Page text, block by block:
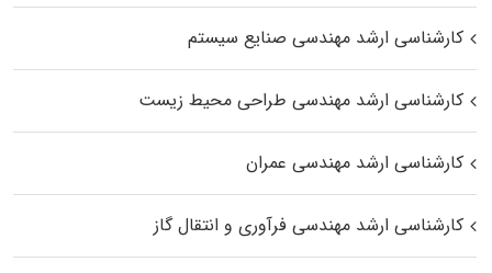
کارشناسی ارشد مهندسی صنایع سیستم
کارشناسی ارشد مهندسی طراحی محیط زیست
کارشناسی ارشد مهندسی عمران
کارشناسی ارشد مهندسی فرآوری و انتقال گاز